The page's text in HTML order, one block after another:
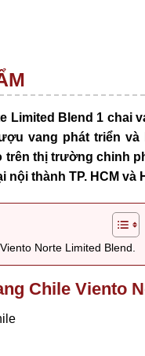
Limited Blend 1 chai
vang phát triển
trên thị trường chinh
nội thành TP. HCM và
Norte Limited Blend.
Chile Viento